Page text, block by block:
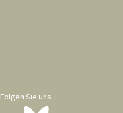
Folgen Sie uns